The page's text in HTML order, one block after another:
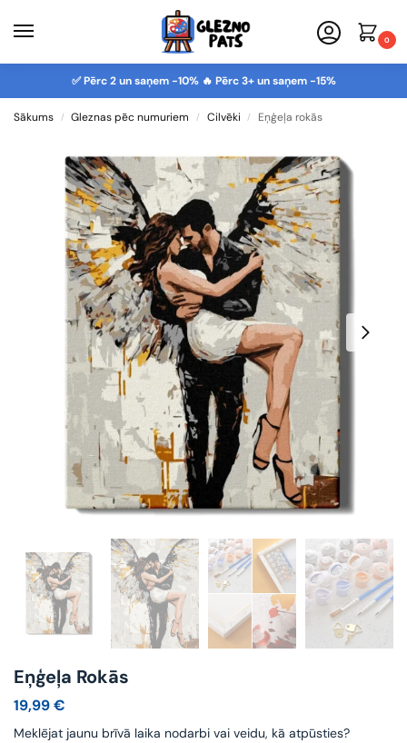
0
✅ Pērc 2 un saņem -10% 🔥 Pērc 3+ un saņem -15%
Sākums / Gleznas pēc numuriem / Cilvēki / Eņģeļa rokās
Eņģeļa Rokās
19,99€
Meklējat jaunu brīvā laika nodarbi vai veidu, kā atpūsties?